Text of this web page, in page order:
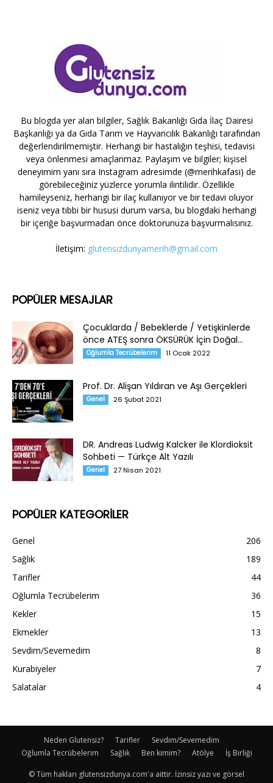
Bu blogda yer alan bilgiler, Sağlık Bakanlığı Gıda İlaç Dairesi
Başkanlığı ya da Gıda Tarım ve Hayvancılık Bakanlığı tarafından
değerlendirilmemiştir. Herhangi bir hastalığın teşhisi, tedavisi
veya önlenmesi amaçlanmaz. Paylaşım ve bilgiler; kişisel
deneyimim yanı sıra Instagram adresimde (@merihkafasi) de
görebileceğiniz yüzlerce yorumla ilintilidir. Özellikle
hamileyseniz, herhangi bir ilaç kullanıyor ve bir tedavi oluyor
iseniz veya tıbbi bir hususi durum varsa, bu blogdaki herhangi
bir içeriğe başvurmadan önce doktorunuza başvurmalısınız.
İletişim: glutensizdunyamerih@gmail.com
POPÜLER MESAJLAR
Çocuklarda / Bebeklerde / Yetişkinlerde
önce ATEŞ sonra ÖKSÜRÜK İçin Doğal...
Oğlumla Tecrübelerim 11 Ocak 2022
Prof. Dr. Alişan Yıldıran ve Aşı Gerçekleri
Genel 26 Şubat 2021
DR. Andreas Ludwig Kalcker ile Klordioksit
Sohbeti — Türkçe Alt Yazılı
Genel 27 Nisan 2021
POPÜLER KATEGORİLER
Genel
206
Sağlık
189
Tarifler
44
Oğlumla Tecrübelerim
36
Kekler
15
Ekmekler
13
Sevdim/Sevemedim
8
Kurabiyeler
7
Salatalar
4
Neden Glutensiz? Tarifler
Sevdim/Sevemedim
Oğlumla Tecrübelerim
Sağlık Ben kimim? Atölye İş Birliği
© Tüm hakları glutensizdunya.com'a aittir. İzinsiz yazı ve görsel